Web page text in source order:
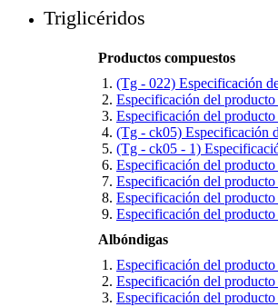
Triglicéridos
Productos compuestos
(Tg - 022) Especificación
Especificación del
Especificación del
(Tg - ck05) Especificación
(Tg - ck05 - 1)
Especificación del
Especificación del
Especificación del
Especificación del
Albóndigas
Especificación del
Especificación del
Especificación del